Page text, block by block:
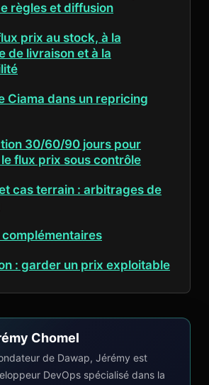
règles et diffusion
prix au stock, à la
de livraison et à la
Ciama dans un repricing
30/60/90 jours pour
flux prix sous contrôle
cas terrain : arbitrages de
: garder un prix exploitable
Chomel
de Dawap, Jérémy est
DevOps spécialisé dans la